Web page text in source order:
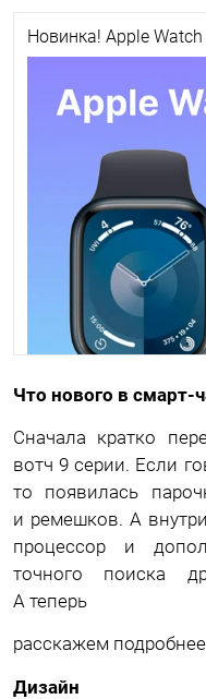
Новинка! Apple Watch
Что нового в смарт-
Сначала кратко
вотч 9 серии. Если
то появилась
и ремешков. А
процессор и
точного поиска
А теперь
расскажем
Дизайн